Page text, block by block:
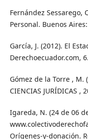
Fernández Sessarego,
Personal. Buenos
García, J. (2012). El
Derechoecuador.com, 6.
Gómez de la Torre , M.
CIENCIAS JURÍDICAS ,
Igareda, N. (24 de 06
Orígenes-y-donación.